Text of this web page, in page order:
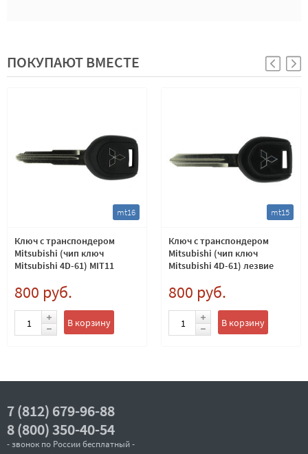
ПОКУПАЮТ ВМЕСТЕ
mt16
Ключ с транспондером
Mitsubishi (чип ключ
Mitsubishi 4D-61) MIT11
800 руб.
В корзину
mt15
Ключ с транспондером
Mitsubishi (чип ключ
Mitsubishi 4D-61) лезвие
800 руб.
В корзину
7 (812) 679-96-88
8 (800) 350-40-54
- звонок по России бесплатный -